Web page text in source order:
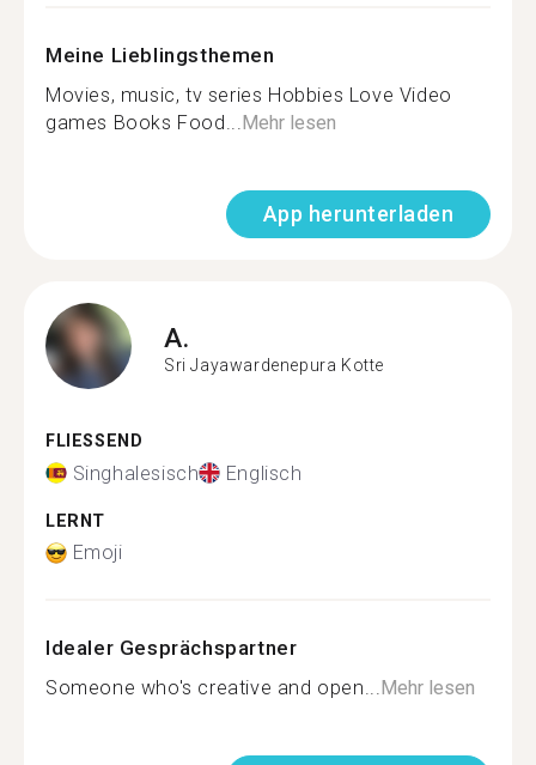
Meine Lieblingsthemen
Movies, music, tv series Hobbies Love Video
games Books Food...Mehr lesen
App herunterladen
A.
Sri Jayawardenepura Kotte
FLIESSEND
Singhalesisch Englisch
LERNT
Emoji
Idealer Gesprächspartner
Someone who's creative and open...Mehr lesen